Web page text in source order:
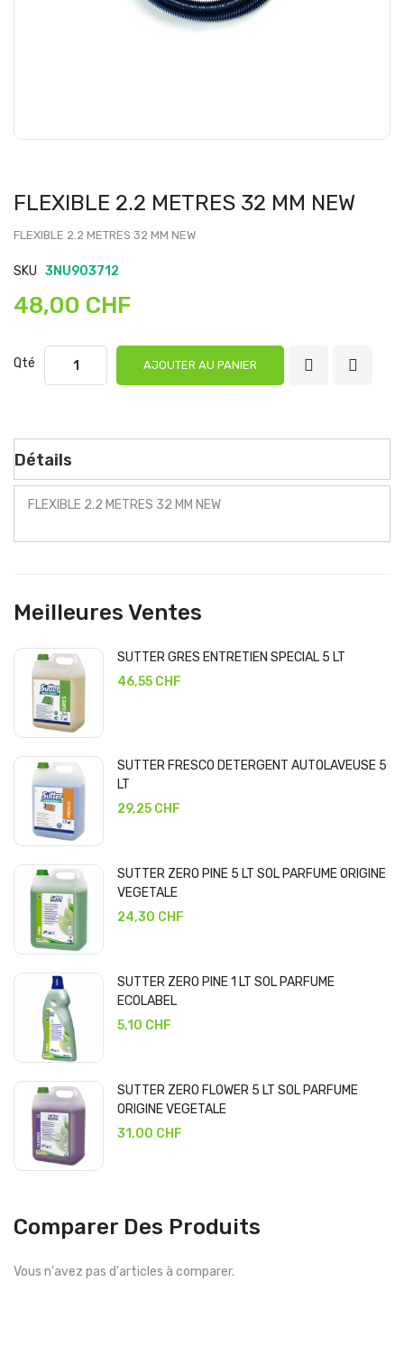
FLEXIBLE 2.2 METRES 32 MM NEW
FLEXIBLE 2.2 METRES 32 MM NEW
SKU 3NU903712
48,00 CHF
Qté AJOUTER AU PANIER
Détails
FLEXIBLE 2.2 METRES 32 MM NEW
Meilleures Ventes
SUTTER GRES ENTRETIEN SPECIAL 5 LT
46,55 CHF
SUTTER FRESCO DETERGENT AUTOLAVEUSE 5
LT
29,25 CHF
SUTTER ZERO PINE 5 LT SOL PARFUME ORIGINE
VEGETALE
24,30 CHF
SUTTER ZERO PINE 1 LT SOL PARFUME
ECOLABEL
5,10 CHF
SUTTER ZERO FLOWER 5 LT SOL PARFUME
ORIGINE VEGETALE
31,00 CHF
Comparer Des Produits
Vous n'avez pas d'articles à comparer.